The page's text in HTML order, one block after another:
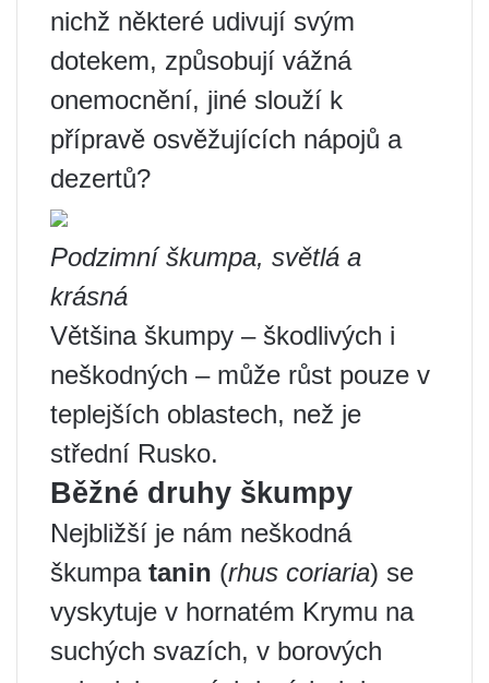
nichž některé udivují svým
dotekem, způsobují vážná
onemocnění, jiné slouží k
přípravě osvěžujících nápojů a
dezertů?
Podzimní škumpa, světlá a
krásná
Většina škumpy – škodlivých i
neškodných – může růst pouze v
teplejších oblastech, než je
střední Rusko.
Běžné druhy škumpy
Nejbližší je nám neškodná
škumpa tanin (rhus coriaria) se
vyskytuje v hornatém Krymu na
suchých svazích, v borových